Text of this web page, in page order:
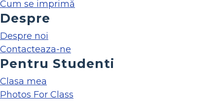
Cum se imprimă
Despre
Despre noi
Contacteaza-ne
Pentru Studenti
Clasa mea
Photos For Class